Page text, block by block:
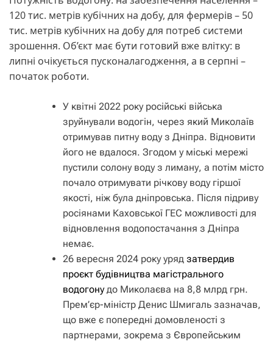
120 тис. метрів кубічних на добу, для фермерів – 50
тис. метрів кубічних на добу для потреб системи
зрошення. Об’єкт має бути готовий вже влітку: в
липні очікується пусконалагодження, а в серпні –
початок роботи.
У квітні 2022 року російські війська
зруйнували водогін, через який Миколаїв
отримував питну воду з Дніпра. Відновити
його не вдалося. Згодом у міські мережі
пустили солону воду з лиману, а потім місто
почало отримувати річкову воду гіршої
якості, ніж була дніпровська. Після підриву
росіянами Каховської ГЕС можливості для
відновлення водопостачання з Дніпра
немає.
26 вересня 2024 року уряд затвердив
проєкт будівництва магістрального
водогонудо Миколаєва на 8,8 млрд грн.
Прем’єр-міністр Денис Шмигаль зазначав,
що вже є попередні домовленості з
партнерами, зокрема з Європейським